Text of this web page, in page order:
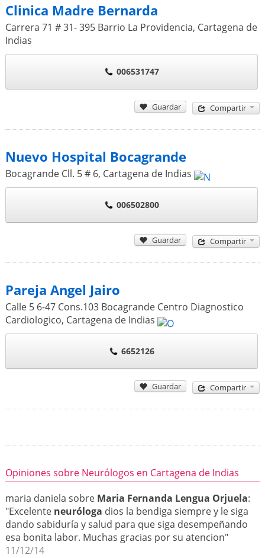
Clinica Madre Bernarda
Carrera 71 # 31- 395 Barrio La Providencia, Cartagena de
Indias
006531747
Guardar Compartir
Nuevo Hospital Bocagrande
Bocagrande Cll. 5 # 6, Cartagena de Indias
006502800
Guardar Compartir
Pareja Angel Jairo
Calle 5 6-47 Cons.103 Bocagrande Centro Diagnostico
Cardiologico, Cartagena de Indias
6652126
Guardar Compartir
Opiniones sobre Neurólogos en Cartagena de Indias
maria daniela sobre Maria Fernanda Lengua Orjuela:
"Excelente neuróloga dios la bendiga siempre y le siga
dando sabiduría y salud para que siga desempeñando
esa bonita labor. Muchas gracias por su atencion"
11/12/14